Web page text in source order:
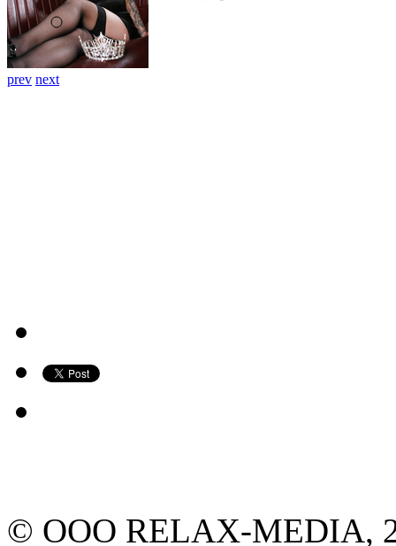
prev next
© ООО RELAX-MEDIA,